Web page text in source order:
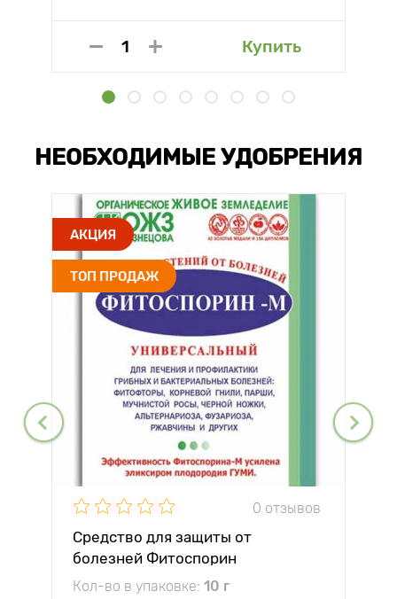
Купить
НЕОБХОДИМЫЕ УДОБРЕНИЯ
АКЦИЯ
ТОП ПРОДАЖ
0 отзывов
Средство для защиты от
болезней Фитоспорин
Кол-во в упаковке: 10 г